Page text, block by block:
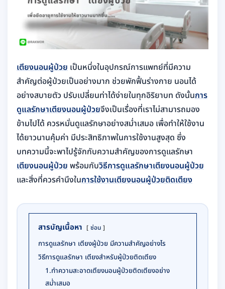
เตียงนอนผู้ป่วย เป็นหนึ่งในอุปกรณ์การแพทย์ที่มีความ
สำคัญต่อผู้ป่วยเป็นอย่างมาก ช่วยพักฟื้นร่างกาย นอนได้
อย่างสบายตัว ปรับเปลี่ยนท่าได้ง่ายในทุกอิริยาบท ดังนั้นการ
ดูแลรักษาเตียงนอนผู้ป่วยจึงเป็นเรื่องที่เราไม่สามารถมอง
ข้ามไปได้ ควรหมั่นดูแลรักษาอย่างสม่ำเสมอ เพื่อทำให้ใช้งาน
ได้ยาวนานคุ้มค่า มีประสิทธิภาพในการใช้งานสูงสุด ซึ่ง
บทความนี้จะพาไปรู้จักกับความสำคัญของการดูแลรักษา
เตียงนอนผู้ป่วยพร้อมกับวิธีการดูแลรักษาเตียงนอนผู้ป่วย
และสิ่งที่ควรคำนึงในการใช้งานเตียงนอนผู้ป่วยติดเตียง
สารบัญเนื้อหา ซ่อน
การดูแลรักษา เตียงผู้ป่วย มีความสำคัญอย่างไร
วิธีการดูแลรักษา เตียงสำหรับผู้ป่วยติดเตียง
1.ทำความสะอาดเตียงนอนผู้ป่วยติดเตียงอย่าง
สม่ำเสมอ